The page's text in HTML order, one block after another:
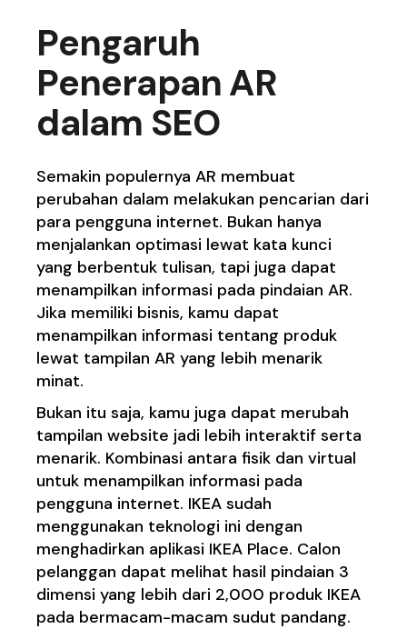
Pengaruh
Penerapan AR
dalam SEO
Semakin populernya AR membuat
perubahan dalam melakukan pencarian dari
para pengguna internet. Bukan hanya
menjalankan optimasi lewat kata kunci
yang berbentuk tulisan, tapi juga dapat
menampilkan informasi pada pindaian AR.
Jika memiliki bisnis, kamu dapat
menampilkan informasi tentang produk
lewat tampilan AR yang lebih menarik
minat.
Bukan itu saja, kamu juga dapat merubah
tampilan website jadi lebih interaktif serta
menarik. Kombinasi antara fisik dan virtual
untuk menampilkan informasi pada
pengguna internet. IKEA sudah
menggunakan teknologi ini dengan
menghadirkan aplikasi IKEA Place. Calon
pelanggan dapat melihat hasil pindaian 3
dimensi yang lebih dari 2,000 produk IKEA
pada bermacam-macam sudut pandang.